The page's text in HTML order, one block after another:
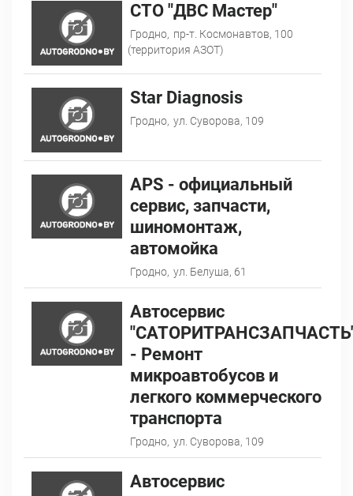
CТО "ДВС Мастер"
Гродно, пр-т. Космонавтов, 100
(территория АЗОТ)
Star Diagnosis
Гродно, ул. Суворова, 109
АPS - официальный
сервис, запчасти,
шиномонтаж,
автомойка
Гродно, ул. Белуша, 61
Автосервис
- Ремонт
микроавтобусов и
легкого коммерческого
транспорта
Гродно, ул. Суворова, 109
Автосервис